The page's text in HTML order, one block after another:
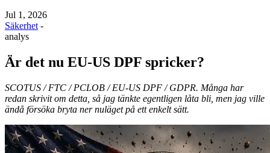
Jul 1, 2026
Säkerhet -
analys
Är det nu EU-US DPF spricker?
SCOTUS / FTC / PCLOB / EU-US DPF / GDPR. Många har
redan skrivit om detta, så jag tänkte egentligen låta bli, men jag ville
ändå försöka bryta ner nuläget på ett enkelt sätt.